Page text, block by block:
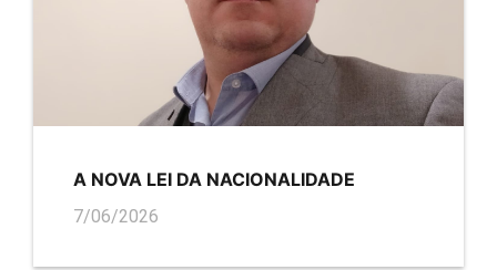
A NOVA LEI DA NACIONALIDADE
7/06/2026